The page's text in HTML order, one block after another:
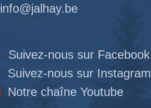
info@jalhay.be
Suivez-nous sur Facebook
Suivez-nous sur Instagram
Notre chaîne Youtube